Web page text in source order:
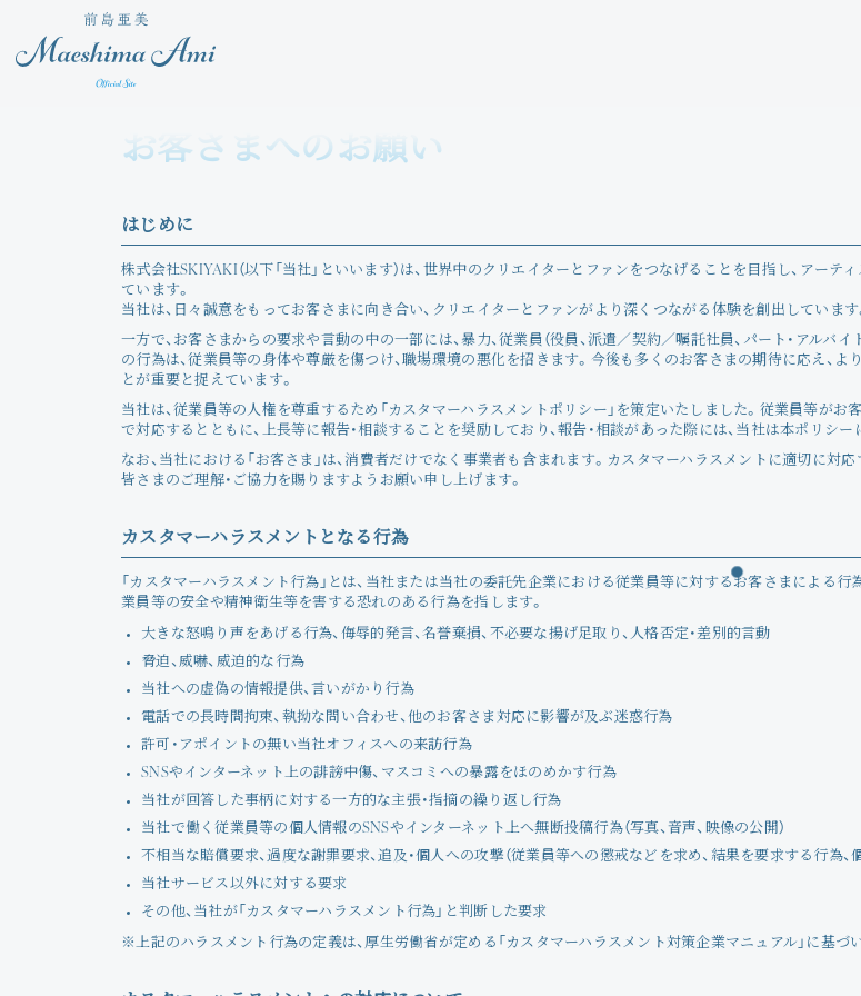
Angraecum Login
Join
Photo
Wallpaper
Voice
お客さまへのお願い
はじめに
株式会社SKIYAKI（以下「当社」といいます）は、世界中のクリエイターとファンをつなげることを目指し、アー
ています。
当社は、日々誠意をもってお客さまに向き合い、クリエイターとファンがより深くつながる体験を創出しています
一方で、お客さまからの要求や言動の中の一部には、暴力、従業員（役員、派遣／契約／嘱託社員、パート・アルバ
の行為は、従業員等の身体や尊厳を傷つけ、職場環境の悪化を招きます。今後も多くのお客さまの期待に応え、
とが重要と捉えています。
当社は、従業員等の人権を尊重するため「カスタマーハラスメントポリシー」を策定いたしました。従業員等が
で対応するとともに、上長等に報告・相談することを奨励しており、報告・相談があった際には、当社は本ポリシー
なお、当社における「お客さま」は、消費者だけでなく事業者も含まれます。カスタマーハラスメントに適切に対
皆さまのご理解・ご協力を賜りますようお願い申し上げます。
カスタマーハラスメントとなる行為
「カスタマーハラスメント行為」とは、当社または当社の委託先企業における従業員等に対するお客さまによる
業員等の安全や精神衛生等を害する恐れのある行為を指します。
大きな怒鳴り声をあげる行為、侮辱的発言、名誉棄損、不必要な揚げ足取り、人格否定・差別的言動
脅迫、威嚇、威迫的な行為
当社への虚偽の情報提供、言いがかり行為
電話での長時間拘束、執拗な問い合わせ、他のお客さま対応に影響が及ぶ迷惑行為
許可・アポイントの無い当社オフィスへの来訪行為
SNSやインターネット上の誹謗中傷、マスコミへの暴露をほのめかす行為
当社が回答した事柄に対する一方的な主張・指摘の繰り返し行為
当社で働く従業員等の個人情報のSNSやインターネット上へ無断投稿行為（写真、音声、映像の公開）
不相当な賠償要求、過度な謝罪要求、追及・個人への攻撃（従業員等への懲戒などを求め、結果を要求する行為、
当社サービス以外に対する要求
その他、当社が「カスタマーハラスメント行為」と判断した要求
※上記のハラスメント行為の定義は、厚生労働省が定める「カスタマーハラスメント対策企業マニュアル」に基づ